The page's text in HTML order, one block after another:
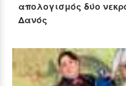
απολογισμός δύο
Δανός